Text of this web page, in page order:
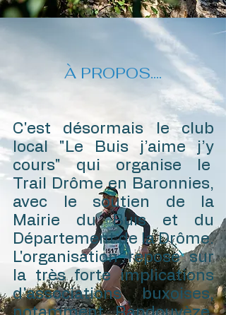
À PROPOS....
C'est désormais le club
local "Le Buis j’aime j’y
cours" qui organise le
Trail Drôme en Baronnies,
avec le soutien de la
Mairie du Buis et du
Département de la Drôme.
L'organisation repose sur
la très forte implications
d'associations buxoises,